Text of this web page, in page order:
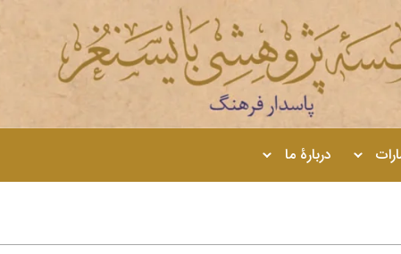
دربارۀ ما